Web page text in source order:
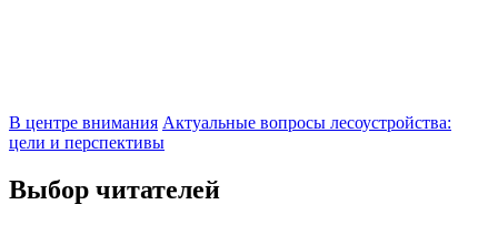
В центре внимания Актуальные вопросы лесоустройства:
цели и перспективы
Выбор читателей